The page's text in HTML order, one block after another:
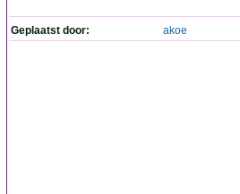
Geplaatst door: akoe